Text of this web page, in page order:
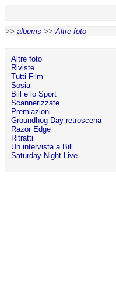
>> albums >>Altre foto
Altre foto
Riviste
Tutti Film
Sosia
Bill e lo Sport
Scannerizzate
Premiazioni
Groundhog Day retroscena
Razor Edge
Ritratti
Un intervista a Bill
Saturday Night Live